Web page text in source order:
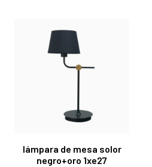
lámpara de mesa solor
negro+oro 1xe27